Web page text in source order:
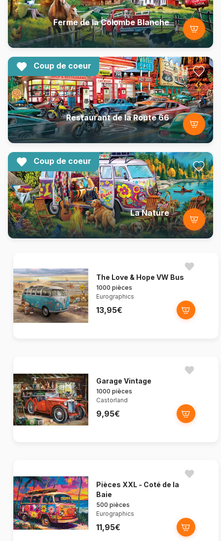
Ferme de la Colombe Blanche
Coup de coeur
Restaurant de la Route 66
Coup de coeur
La Nature
The Love & Hope VW Bus
1000 pièces
Eurographics
13,95€
Garage Vintage
1000 pièces
Castorland
9,95€
Pièces XXL - Coté de la
Baie
500 pièces
Eurographics
11,95€